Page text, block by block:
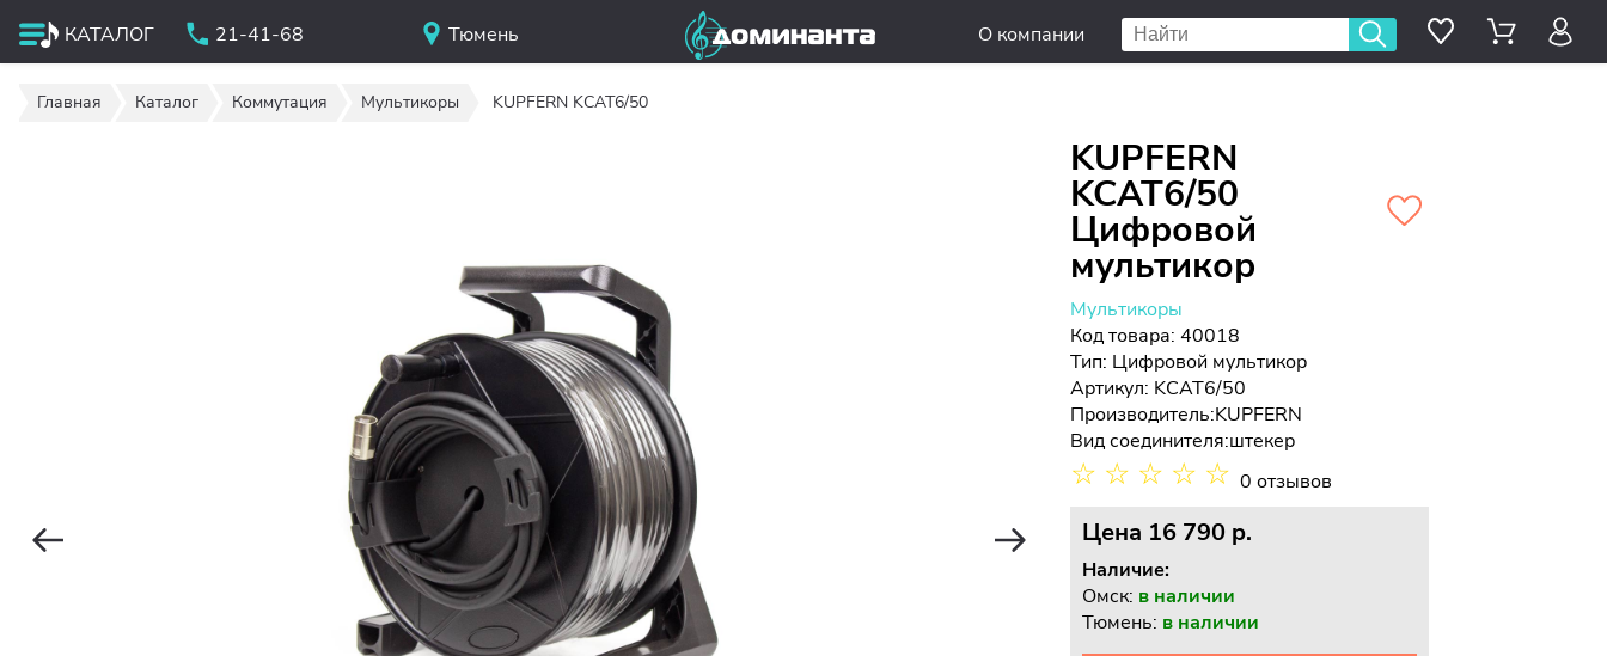
КАТАЛОГ 21-41-68 Тюмень О компании
Главная Каталог Коммутация Мультикоры KUPFERN KCAT6/50
KUPFERN
KCAT6/50
Цифровой
мультикор
Мультикоры
Код товара: 40018
Тип: Цифровой мультикор
Артикул: KCAT6/50
Производитель:KUPFERN
Вид соединителя:штекер
☆ ☆ ☆ ☆ ☆ 0 отзывов
Цена 16 790 p.
Наличие:
Омск: в наличии
Тюмень: в наличии